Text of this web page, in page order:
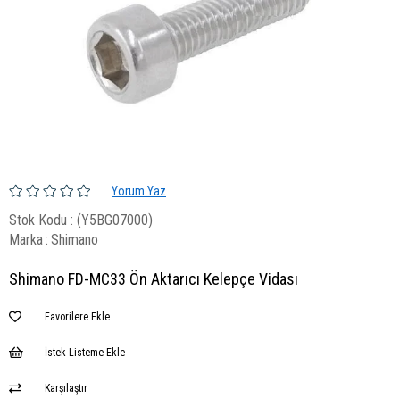
Yorum Yaz
Stok Kodu
(Y5BG07000)
Marka: Shimano
Shimano FD-MC33 Ön Aktarıcı Kelepçe Vidası
Favorilere Ekle
İstek Listeme Ekle
Karşılaştır